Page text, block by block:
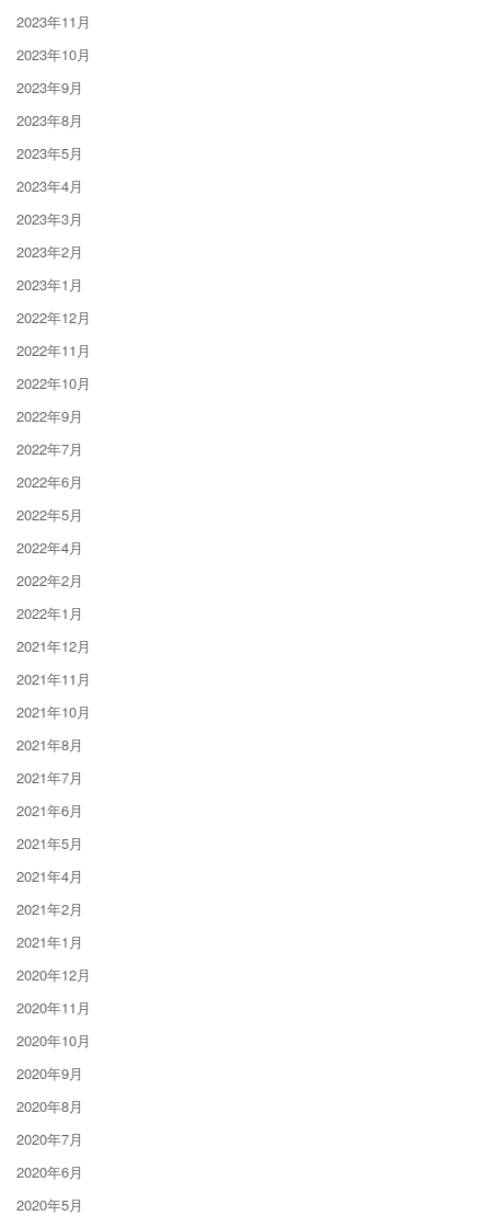
2023年11月
2023年10月
2023年9月
2023年8月
2023年5月
2023年4月
2023年3月
2023年2月
2023年1月
2022年12月
2022年11月
2022年10月
2022年9月
2022年7月
2022年6月
2022年5月
2022年4月
2022年2月
2022年1月
2021年12月
2021年11月
2021年10月
2021年8月
2021年7月
2021年6月
2021年5月
2021年4月
2021年2月
2021年1月
2020年12月
2020年11月
2020年10月
2020年9月
2020年8月
2020年7月
2020年6月
2020年5月